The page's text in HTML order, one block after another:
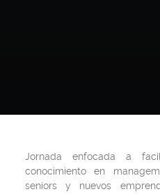
Jornada enfocada a
conocimiento en
seniors y nuevos